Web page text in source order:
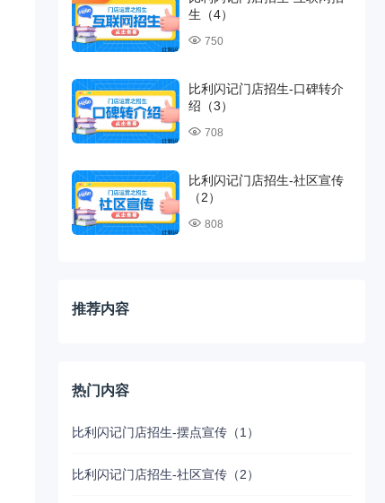
生（4）
750
比利闪记门店招生-口碑转介
绍（3）
708
比利闪记门店招生-社区宣传
（2）
808
推荐内容
热门内容
比利闪记门店招生-摆点宣传（1）
比利闪记门店招生-社区宣传（2）